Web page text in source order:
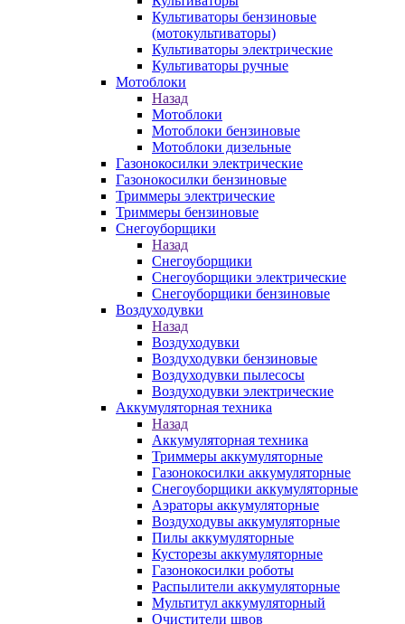
Культиваторы бензиновые
(мотокультиваторы)
Культиваторы электрические
Культиваторы ручные
Мотоблоки
Назад
Мотоблоки
Мотоблоки бензиновые
Мотоблоки дизельные
Газонокосилки электрические
Газонокосилки бензиновые
Триммеры электрические
Триммеры бензиновые
Снегоуборщики
Назад
Снегоуборщики
Снегоуборщики электрические
Снегоуборщики бензиновые
Воздуходувки
Назад
Воздуходувки
Воздуходувки бензиновые
Воздуходувки пылесосы
Воздуходувки электрические
Аккумуляторная техника
Назад
Аккумуляторная техника
Триммеры аккумуляторные
Газонокосилки аккумуляторные
Снегоуборщики аккумуляторные
Аэраторы аккумуляторные
Воздуходувы аккумуляторные
Пилы аккумуляторные
Кусторезы аккумуляторные
Газонокосилки роботы
Распылители аккумуляторные
Мультитул аккумуляторный
Очистители швов